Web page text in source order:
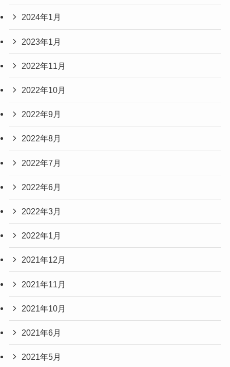
2024年1月
2023年1月
2022年11月
2022年10月
2022年9月
2022年8月
2022年7月
2022年6月
2022年3月
2022年1月
2021年12月
2021年11月
2021年10月
2021年6月
2021年5月